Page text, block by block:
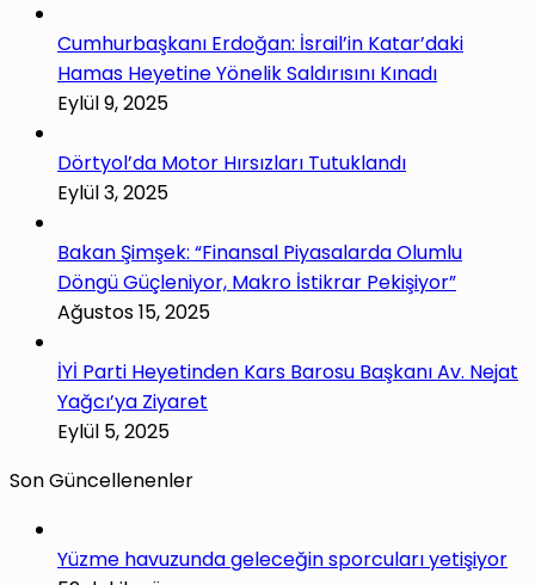
Cumhurbaşkanı Erdoğan: İsrail’in Katar’daki
Hamas Heyetine Yönelik Saldırısını Kınadı
Eylül 9, 2025
Dörtyol’da Motor Hırsızları Tutuklandı
Eylül 3, 2025
Bakan Şimşek: “Finansal Piyasalarda Olumlu
Döngü Güçleniyor, Makro İstikrar Pekişiyor”
Ağustos 15, 2025
İYİ Parti Heyetinden Kars Barosu Başkanı Av. Nejat
Yağcı’ya Ziyaret
Eylül 5, 2025
Son Güncellenenler
Yüzme havuzunda geleceğin sporcuları yetişiyor